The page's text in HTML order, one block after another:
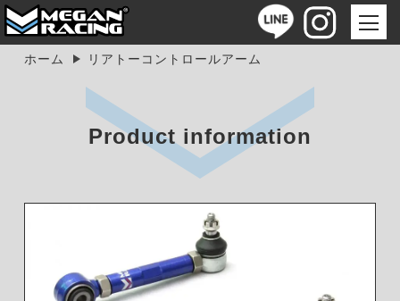
ホーム リアトーコントロールアーム
Product information